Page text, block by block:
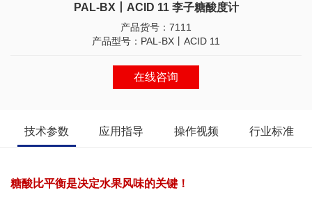
PAL-BX丨ACID 11 李子糖酸度计
产品货号：7111
产品型号：PAL-BX丨ACID 11
在线咨询
技术参数 应用指导 操作视频 行业标准
糖酸比平衡是决定水果风味的关键！